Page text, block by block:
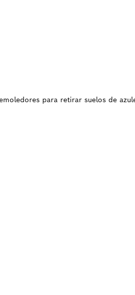
para retirar suelos de